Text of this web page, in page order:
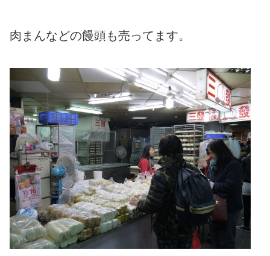
肉まんなどの饅頭も売ってます。